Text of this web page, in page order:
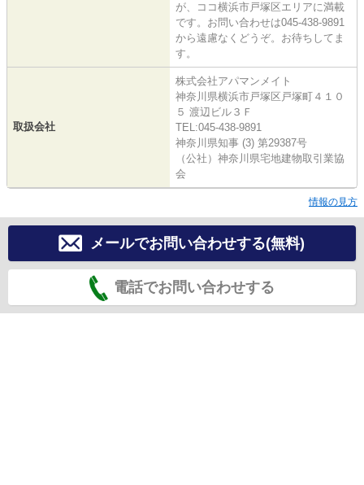
が、ココ横浜市戸塚区エリアに満載
です。お問い合わせは045-438-9891
から遠慮なくどうぞ。お待ちしてま
す。
取扱会社
株式会社アパマンメイト
神奈川県横浜市戸塚区戸塚町４１０
５ 渡辺ビル３Ｆ
TEL:045-438-9891
神奈川県知事 (3) 第29387号
（公社）神奈川県宅地建物取引業協
会
情報の見方
メールでお問い合わせする(無料)
電話でお問い合わせする